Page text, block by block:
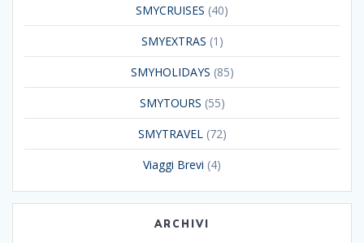
SMYCRUISES (40)
SMYEXTRAS (1)
SMYHOLIDAYS (85)
SMYTOURS (55)
SMYTRAVEL (72)
Viaggi Brevi (4)
ARCHIVI